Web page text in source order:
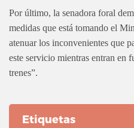
Por último, la senadora foral
medidas que está tomando el
atenuar los inconvenientes que
este servicio mientras entran en
trenes”.
Etiquetas